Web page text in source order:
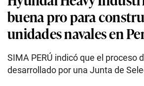
buena pro para
unidades navales en
SIMA PERÚ indicó que el proceso
desarrollado por una Junta de